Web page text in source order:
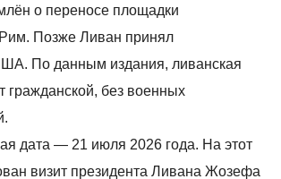
о переносе площадки
Позже Ливан принял
По данным издания, ливанская
гражданской, без военных
дата — 21 июля 2026 года. На этот
визит президента Ливана Жозефа